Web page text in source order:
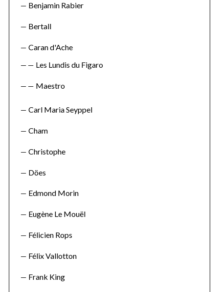
Benjamin Rabier
Bertall
Caran d'Ache
Les Lundis du Figaro
Maestro
Carl Maria Seyppel
Cham
Christophe
Döes
Edmond Morin
Eugène Le Mouël
Félicien Rops
Félix Vallotton
Frank King